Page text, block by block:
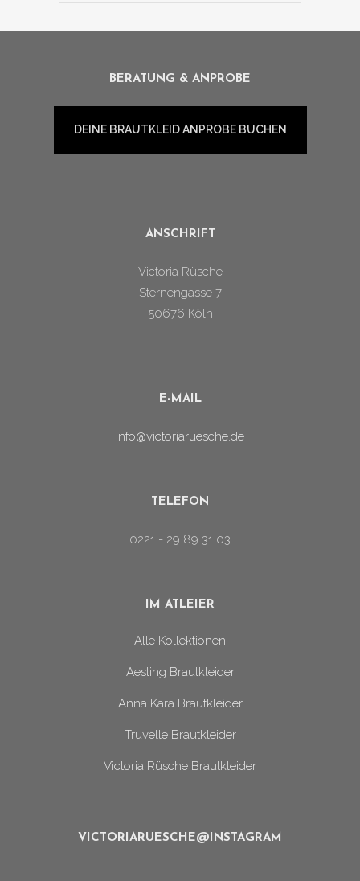
BERATUNG & ANPROBE
DEINE BRAUTKLEID ANPROBE BUCHEN
ANSCHRIFT
Victoria Rüsche
Sternengasse 7
50676 Köln
E-MAIL
info@victoriaruesche.de
TELEFON
0221 - 29 89 31 03
IM ATLEIER
Alle Kollektionen
Aesling Brautkleider
Anna Kara Brautkleider
Truvelle Brautkleider
Victoria Rüsche Brautkleider
VICTORIARUESCHE@INSTAGRAM